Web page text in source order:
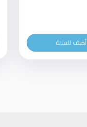
أضف للسلة